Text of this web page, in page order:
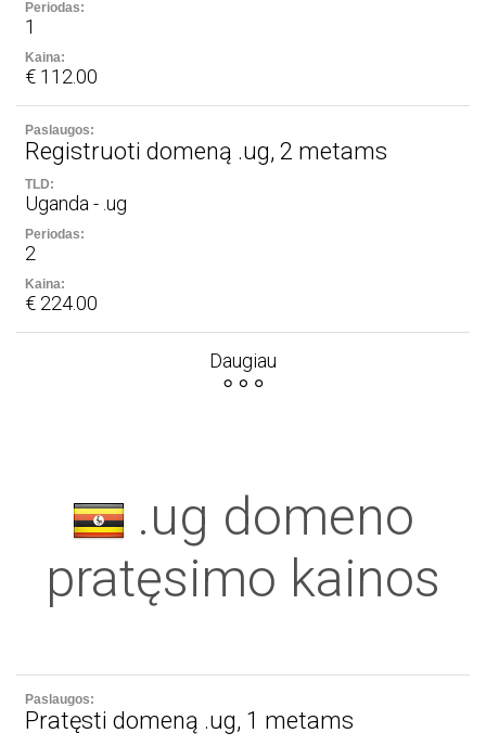
1
€ 112.00
Registruoti domeną .ug, 2 metams
Uganda - .ug
2
€ 224.00
Daugiau
.ug domeno
pratęsimo kainos
Pratęsti domeną .ug, 1 metams